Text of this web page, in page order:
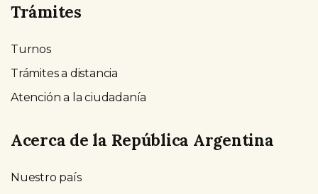
Trámites
Turnos
Trámites a distancia
Atención a la ciudadanía
Acerca de la República Argentina
Nuestro país